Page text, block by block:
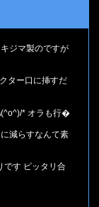
ジマ製のですが
ター口に挿すだ
* オラも行�
減らすなんて素
です ピッタリ合